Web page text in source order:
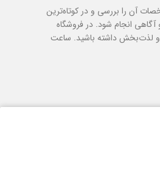
آن را بررسی و در کوتاه‌ترین
انجام شود. در فروشگاه
و لذت‌بخش داشته باشید. ساعت